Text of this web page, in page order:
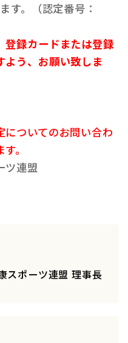
す。（認定番号：
録カードまたは登録
う、お願い致しま
ついてのお問い合わ
。
ツ連盟
スポーツ連盟 理事長